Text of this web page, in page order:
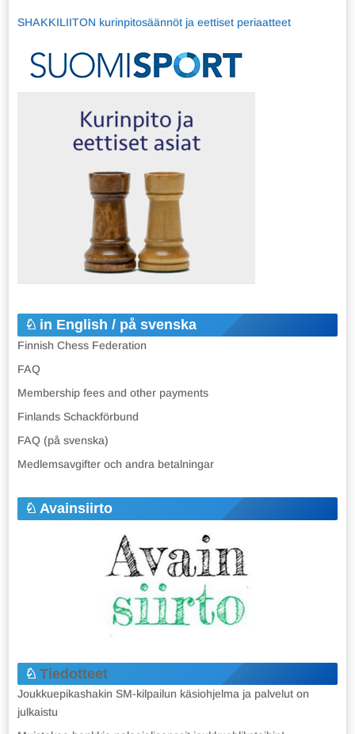
SHAKKILIITON kurinpitosäännöt ja eettiset periaatteet
in English / på svenska
Finnish Chess Federation
FAQ
Membership fees and other payments
Finlands Schackförbund
FAQ (på svenska)
Medlemsavgifter och andra betalningar
Avainsiirto
Tiedotteet
Joukkuepikashakin SM-kilpailun käsiohjelma ja palvelut on
julkaistu